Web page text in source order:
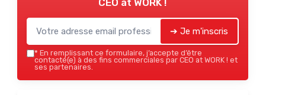
CEO at WORK !
➔ Je m'inscris
* En remplissant ce formulaire, j’accepte d’être
contacté(e) à des fins commerciales par CEO at WORK ! et
ses partenaires.